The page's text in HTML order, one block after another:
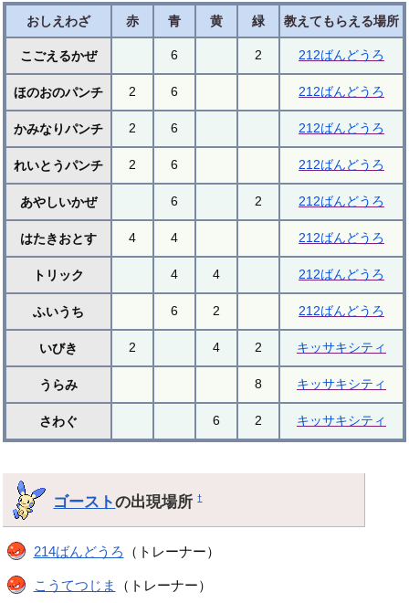
おしえわざ 赤 青 黄 緑 教えてもらえる場所
こごえるかぜ 6 2 212ばんどうろ
ほのおのパンチ 2 6 212ばんどうろ
かみなりパンチ 2 6 212ばんどうろ
れいとうパンチ 2 6 212ばんどうろ
あやしいかぜ 6 2 212ばんどうろ
はたきおとす 4 4 212ばんどうろ
トリック 4 4 212ばんどうろ
ふいうち 6 2 212ばんどうろ
いびき 2 4 2 キッサキシティ
うらみ 8 キッサキシティ
さわぐ 6 2 キッサキシティ
ゴーストの出現場所†
214ばんどうろ （トレーナー）
こうてつじま （トレーナー）